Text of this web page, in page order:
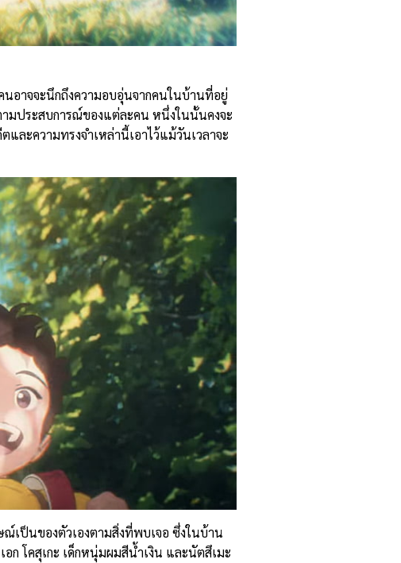
อาจจะนึกถึงความอบอุ่นจากคนในบ้านที่อยู่
มประสบการณ์ของแต่ละคน หนึ่งในนั้นคงจะ
ะความทรงจำเหล่านี้เอาไว้แม้วันเวลาจะ
เป็นของตัวเองตามสิ่งที่พบเจอ ซึ่งในบ้าน
ก โคสุเกะ เด็กหนุ่มผมสีน้ำเงิน และนัตสึเมะ